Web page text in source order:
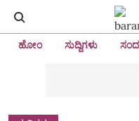
ಹೋಂ ಸುದ್ದಿಗಳು